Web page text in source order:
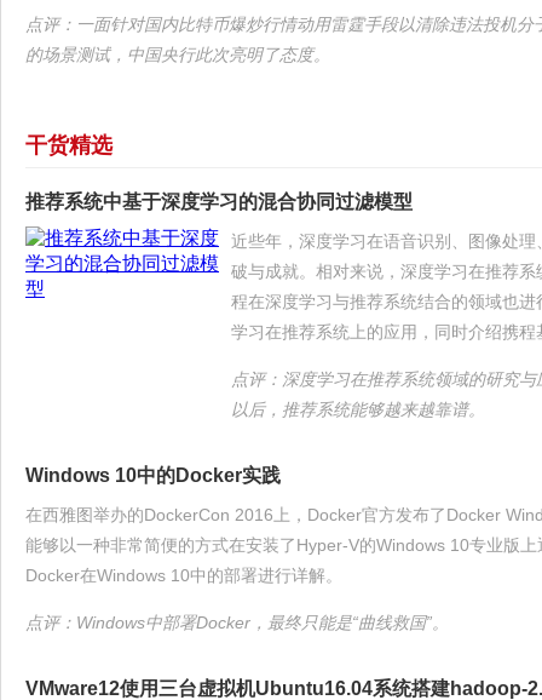
点评：一面针对国内比特币爆炒行情动用雷霆手段以清除违法投机
的场景测试，中国央行此次亮明了态度。
干货精选
推荐系统中基于深度学习的混合协同过滤模型
近些年，深度学习在语音识别、图像处
破与成就。相对来说，深度学习在推荐
程在深度学习与推荐系统结合的领域也
学习在推荐系统上的应用，同时介绍携
点评：深度学习在推荐系统领域的研究
以后，推荐系统能够越来越靠谱。
Windows 10中的Docker实践
在西雅图举办的DockerCon 2016上，Docker官方发布了Docker
能够以一种非常简便的方式在安装了Hyper-V的Windows 10专业版
Docker在Windows 10中的部署进行详解。
点评：Windows中部署Docker，最终只能是“曲线救国”。
VMware12使用三台虚拟机Ubuntu16.04系统搭建hadoop-